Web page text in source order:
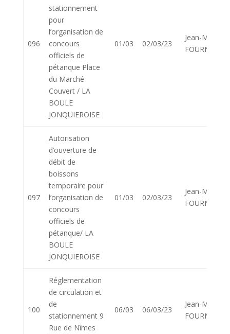
096
stationnement
pour
l’organisation de
concours
officiels de
pétanque Place
du Marché
Couvert / LA
BOULE
JONQUIEROISE
01/03 02/03/23
Jean-Marie
FOURNIER
097
Autorisation
d’ouverture de
débit de
boissons
temporaire pour
l’organisation de
concours
officiels de
pétanque/ LA
BOULE
JONQUIEROISE
01/03 02/03/23
Jean-Marie
FOURNIER
100
Réglementation
de circulation et
de
stationnement 9
Rue de Nîmes
06/03 06/03/23
Jean-Marie
FOURNIER